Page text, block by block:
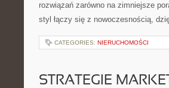
rozwiązań zarówno na zimniejsze
styl łączy się z nowoczesnością,
CATEGORIES: NIERUCHOMOŚCI
STRATEGIE